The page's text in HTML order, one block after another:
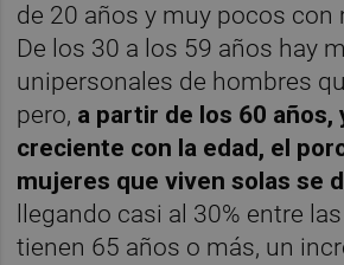
de 20 años y muy pocos con
De los 30 a los 59 años hay
unipersonales de hombres
pero, a partir de los 60 años,
creciente con la edad, el
mujeres que viven solas se
llegando casi al 30% entre
tienen 65 años o más, un